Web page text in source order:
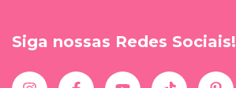
Siga nossas Redes Sociais!